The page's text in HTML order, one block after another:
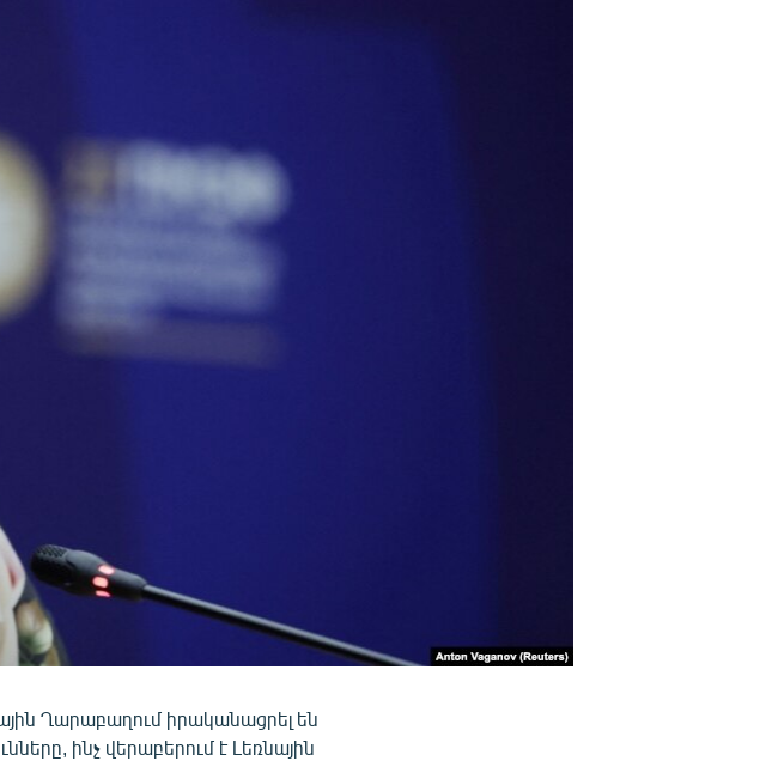
Ղարաբաղում իրականացրել են
ինչ վերաբերում է Լեռնային